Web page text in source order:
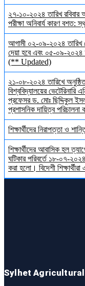
২৭-১০-২০২৪ তারিখ রবিবার
পরীক্ষা অনিবার্য কারণ বশত:
আগামী ০২-০৯-২০২৪ তারিখ
দেয়া হবে এবং ০৫-০৯-২০২৪
(** Updated)
২১-০৮-২০২৪ তারিখে
বিশ্ববিদ্যালয়ের
প্রফেসর ড. মোঃ ছিদ্দিকুল
প্রশাসনিক দায়িত্ব পরিচালনা
শিক্ষার্থীদের নিরাপত্তা ও
শিক্ষার্থীদের আবাসিক হল
ঘটিকার পরিবর্তে ১৮-০৭-
করা হলো। বিদেশী
Sylhet